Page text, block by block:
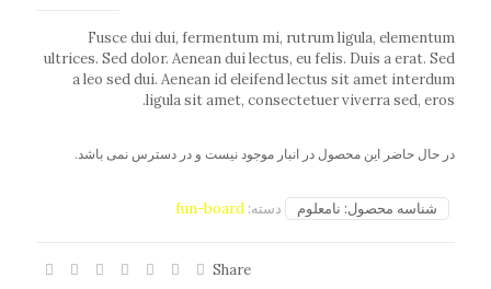
Fusce dui dui, fermentum mi, rutrum ligula, elementum
ultrices. Sed dolor. Aenean dui lectus, eu felis. Duis a erat. Sed
a leo sed dui. Aenean id eleifend lectus sit amet interdum
ligula sit amet, consectetuer viverra sed, eros.
در حال حاضر این محصول در انبار موجود نیست و در دسترس نمی باشد.
شناسه محصول: نامعلوم دسته: fun-board
Share